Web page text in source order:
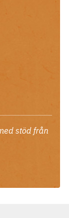
stöd från